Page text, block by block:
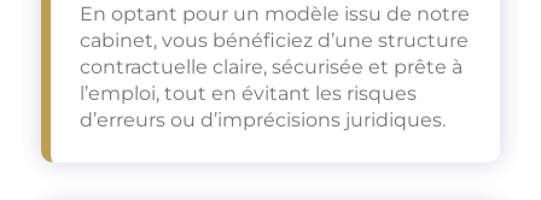
En optant pour un modèle issu de notre
cabinet, vous bénéficiez d’une structure
contractuelle claire, sécurisée et prête à
l’emploi, tout en évitant les risques
d’erreurs ou d’imprécisions juridiques.